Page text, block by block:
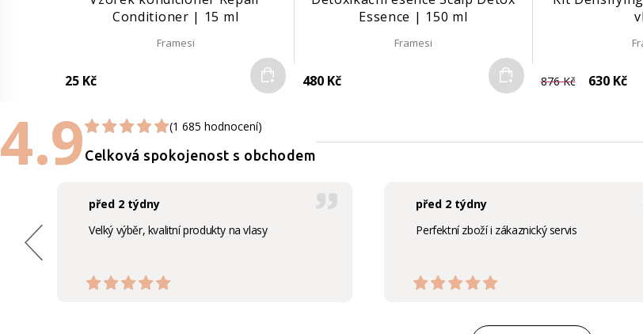
Conditioner | 15 ml
Framesi
25 Kč Do košíku
Essence | 150 ml
Framesi
480 Kč Do košíku
876 Kč 630 Kč
4.9 (1 685 hodnocení)
Celková spokojenost s obchodem
před 2 týdny
Velký výběr, kvalitní produkty na vlasy
před 2 týdny
Perfektní zboží i zákaznický servis